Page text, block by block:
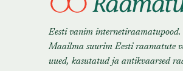
Eesti vanim internetiraamatupood.
Maailma suurim Eesti raamatute
uued, kasutatud ja antikvaarsed